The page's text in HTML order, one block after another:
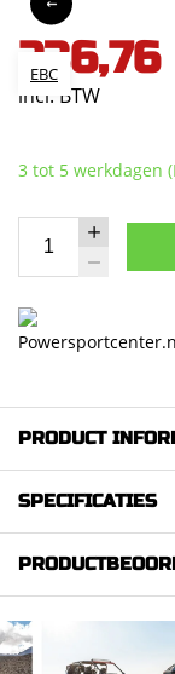
EBC
236,76
incl. BTW
3 tot 5 werkdagen
PRODUCT
SPECIFICATIES